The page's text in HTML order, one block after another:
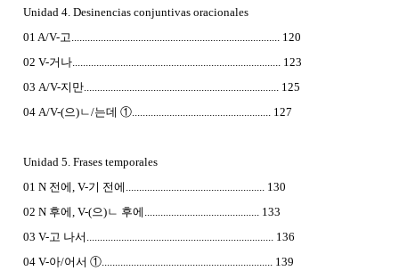
Unidad 4. Desinencias conjuntivas oracionales
01 A/V-고.............................................................................. 120
02 V-거나.............................................................................. 123
03 A/V-지만......................................................................... 125
04 A/V-(으)ㄴ/는데 ①.................................................... 127
Unidad 5. Frases temporales
01 N 전에, V-기 전에.................................................... 130
02 N 후에, V-(으)ㄴ 후에........................................... 133
03 V-고 나서...................................................................... 136
04 V-아/어서 ①................................................................ 139